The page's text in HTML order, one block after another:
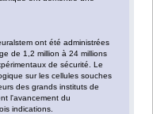
ont été administrées
de 1,2 million à 24 millions
de sécurité. Le
sur les cellules souches
des grands instituts de
l'avancement du
indications.